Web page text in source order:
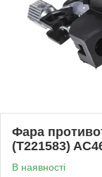
Фара
(T221583)
В наявності